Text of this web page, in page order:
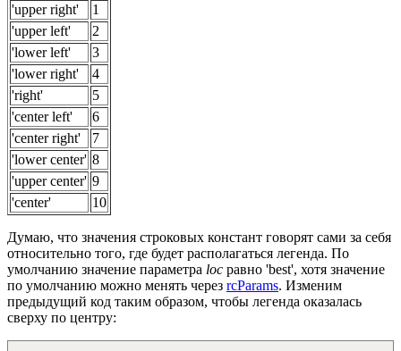
'upper right'
1
'upper left'
2
'lower left'
3
'lower right'
4
'right'
5
'center left'
6
'center right'
7
'lower center' 8
'upper center' 9
'center'
10
Думаю, что значения строковых констант говорят сами за себя
относительно того, где будет располагаться легенда. По
умолчанию значение параметра loc равно 'best', хотя значение
по умолчанию можно менять через rcParams. Изменим
предыдущий код таким образом, чтобы легенда оказалась
сверху по центру: